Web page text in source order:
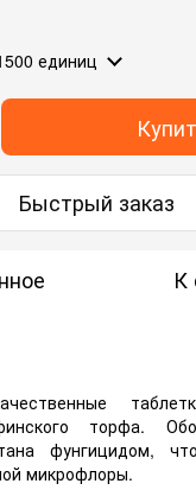
единиц
Быстрый заказ
К
торфа.
фунгицидом,
микрофлоры.